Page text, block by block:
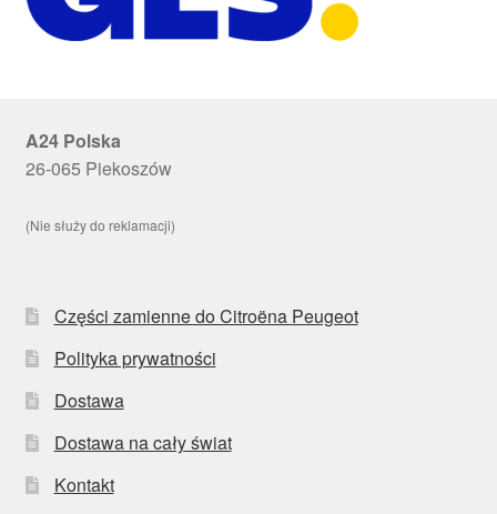
A24 Polska
26-065 Piekoszów
(Nie służy do reklamacji)
Części zamienne do Citroëna Peugeot
Polityka prywatności
Dostawa
Dostawa na cały świat
Kontakt